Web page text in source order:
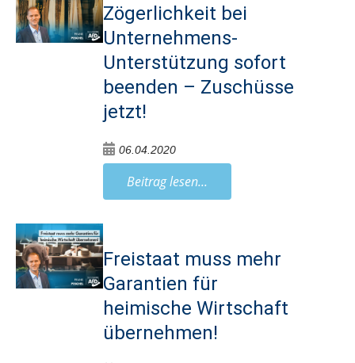
Zögerlichkeit bei
Unternehmens-
Unterstützung sofort
beenden – Zuschüsse
jetzt!
06.04.2020
Beitrag lesen...
Freistaat muss mehr
Garantien für
heimische Wirtschaft
übernehmen!